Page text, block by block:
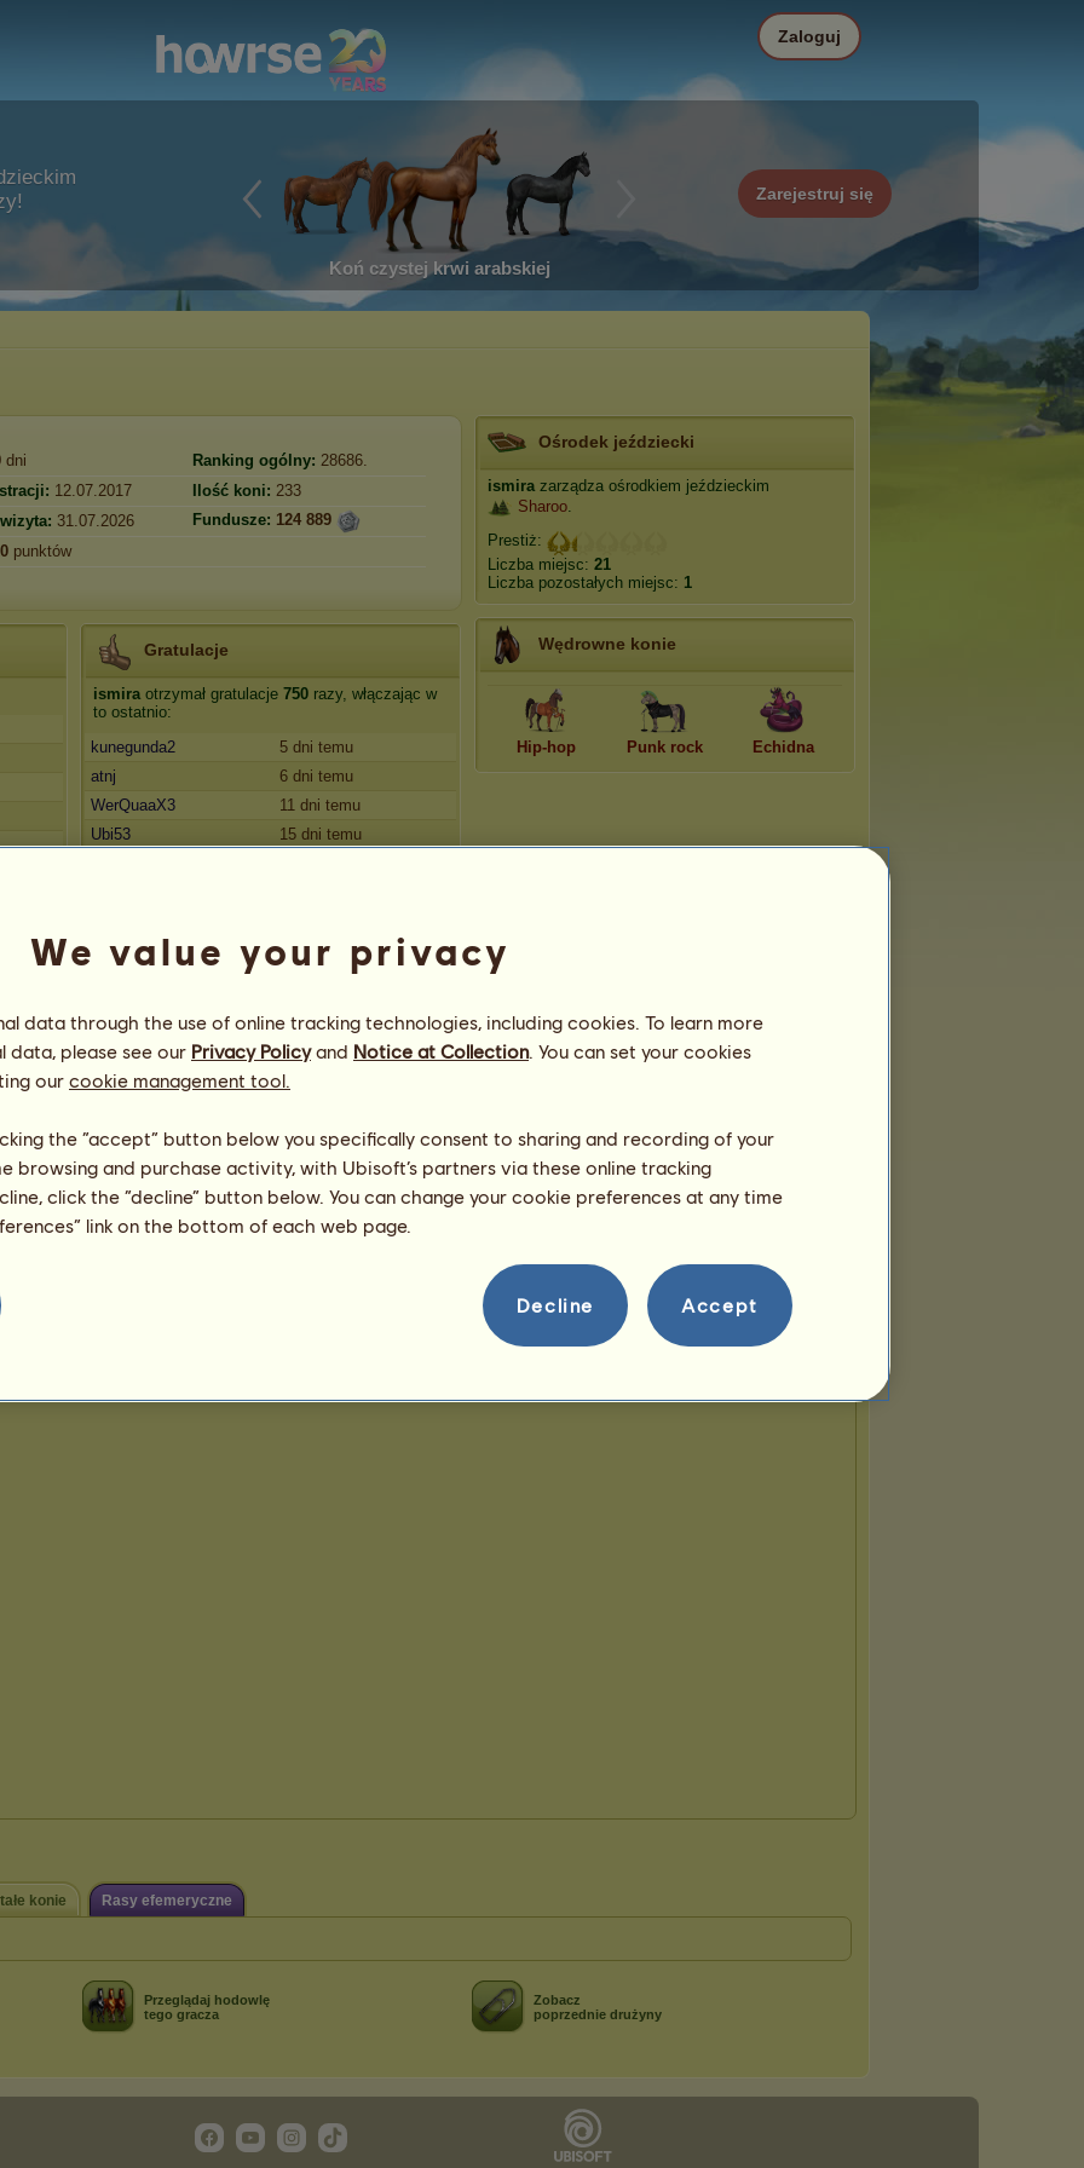
Koń czystej krwi arabskiej
Zarejestruj się
Zaloguj
dni Ranking ogólny: 28686.
12.07.2017 Ilość koni: 233
31.07.2026 Fundusze: 124 889
punktów
Gratulacje
ismiraotrzymał gratulacje 750 razy, włączając w
to ostatnio:
kunegunda2
5 dni temu
atnj
6 dni temu
WerQuaaX3
11 dni temu
Ubi53
15 dni temu
44
Ośrodek jeździecki
ismirazarządza ośrodkiem jeździeckim
Sharoo.
Prestiż:
Liczba miejsc: 21
Liczba pozostałych miejsc: 1
Wędrowne konie
Hip-hop Punk rock Echidna
konie Rasy efemeryczne
Przeglądaj hodowlę
tego gracza
Zobacz
poprzednie drużyny
We value your privacy
data through the use of online tracking technologies, including cookies. To learn more
data, please see our Privacy Policyand Notice at Collection. You can set your cookies
our cookie management tool.
the “accept” button below you specifically consent to sharing and recording of your
browsing and purchase activity, with Ubisoft’s partners via these online tracking
click the “decline” button below. You can change your cookie preferences at any time
link on the bottom of each web page.
Decline Accept